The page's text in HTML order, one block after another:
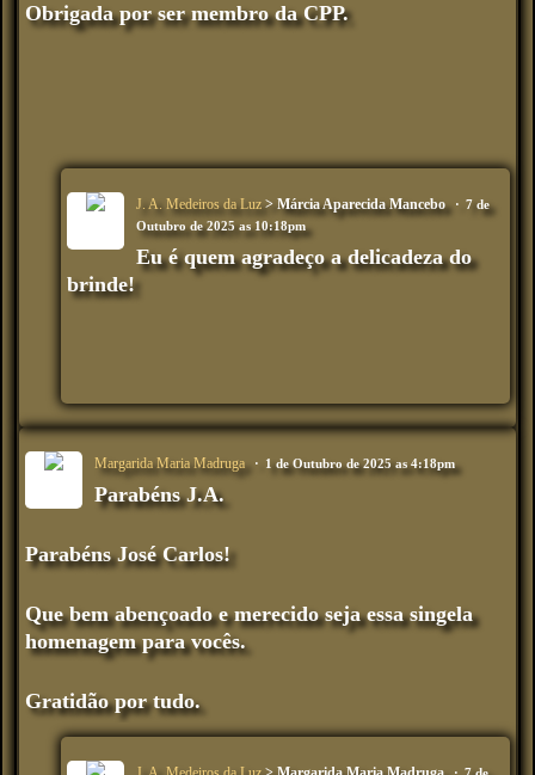
Obrigada por ser membro da CPP.
J. A. Medeiros da Luz> Márcia Aparecida Mancebo
7 de
Outubro de 2025 as 10:18pm
Eu é quem agradeço a delicadeza do
brinde!
Margarida Maria Madruga 1 de Outubro de 2025 as 4:18pm
Parabéns J.A.
Parabéns José Carlos!
Que bem abençoado e merecido seja essa singela
homenagem para vocês.
Gratidão por tudo.